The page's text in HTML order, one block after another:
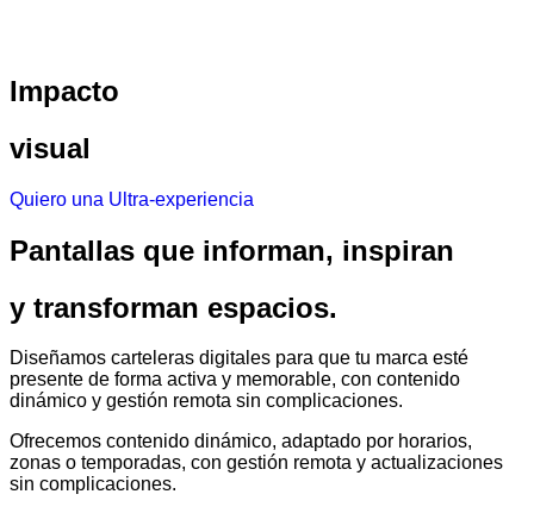
Impacto
visual
Quiero una Ultra-experiencia
Pantallas que informan, inspiran
y transforman espacios.
Diseñamos carteleras digitales para que tu marca esté
presente de forma activa y memorable, con contenido
dinámico y gestión remota sin complicaciones.
Ofrecemos contenido dinámico, adaptado por horarios,
zonas o temporadas, con gestión remota y actualizaciones
sin complicaciones.